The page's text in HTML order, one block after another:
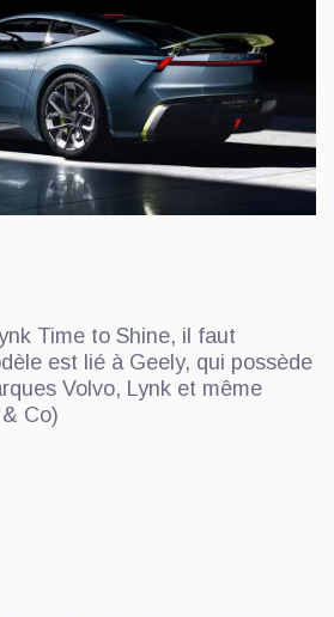
Time to Shine, il faut
est lié à Geely, qui possède
Volvo, Lynk et même
Co)